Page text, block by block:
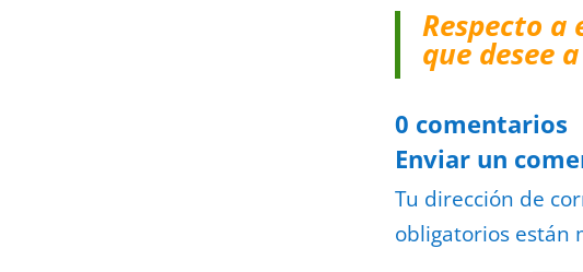
Respecto
que desee
0 comentarios
Enviar un
Tu dirección de
obligatorios están